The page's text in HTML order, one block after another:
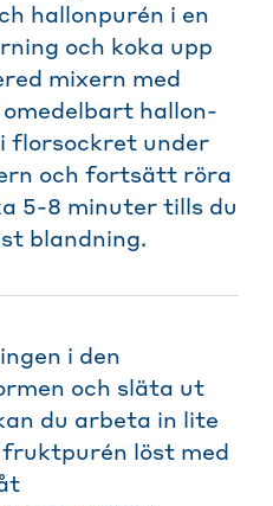
hallonpurén i en
och koka upp
mixern med
hallon-
florsockret under
och fortsätt röra
5-8 minuter tills du
blandning.
i den
och släta ut
du arbeta in lite
löst med